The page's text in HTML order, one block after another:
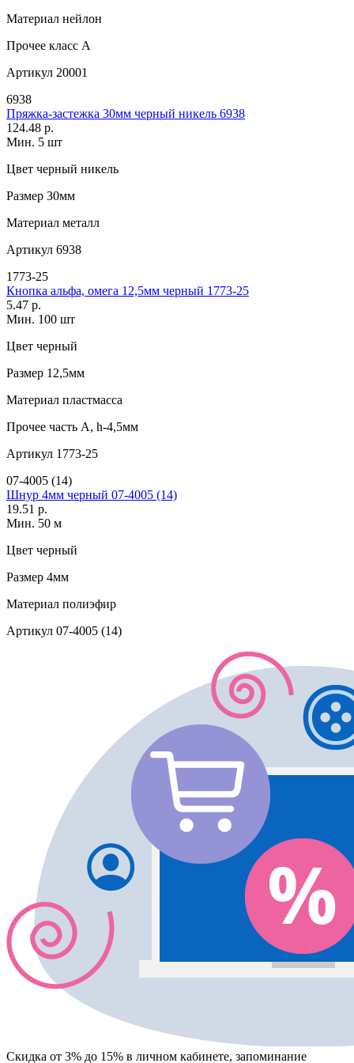
Материал нейлон
Прочее класс А
Артикул 20001
6938
Пряжка-застежка 30мм черный никель 6938
124.48 р.
Мин. 5 шт
Цвет черный никель
Размер 30мм
Материал металл
Артикул 6938
1773-25
Кнопка альфа, омега 12,5мм черный 1773-25
5.47 р.
Мин. 100 шт
Цвет черный
Размер 12,5мм
Материал пластмасса
Прочее часть A, h-4,5мм
Артикул 1773-25
07-4005 (14)
Шнур 4мм черный 07-4005 (14)
19.51 р.
Мин. 50 м
Цвет черный
Размер 4мм
Материал полиэфир
Артикул 07-4005 (14)
Скидка от 3% до 15% в личном кабинете, запоминание